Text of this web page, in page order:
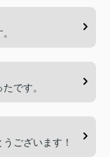
です。
ございます！